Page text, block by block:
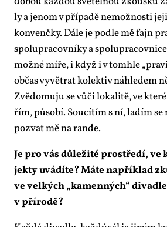
ly a je­nom v pří­pa­dě ne­mož­nos­ti
kon­venč­ky. Dá­le je pod­le mě fajn
spo­lu­pra­cov­ní­ky a
mož­né mí­ře, i když i v to­mhle
ob­čas vy­vět­rat ko­lek­tiv ná­hle­dem
Zvě­do­mu­ju se vů­či lo­ka­li­tě, ve
řím, pů­so­bí. Sou­cí­tím s ní, la­dím se
po­zvat mě na ran­de.
Je pro vás dů­le­ži­té pro­stře­dí,
jek­ty uvá­dí­te? Má­te na­pří­klad
ve vel­kých „ka­men­ných“
v pří­ro­dě?